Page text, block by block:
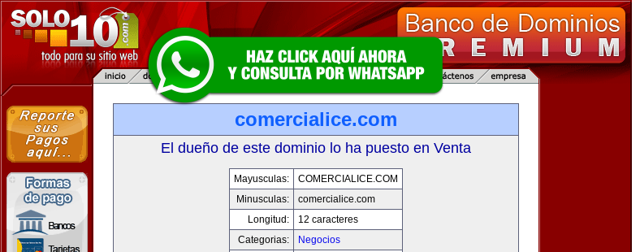
comercialice.com
El dueño de este dominio lo ha puesto en Venta
Mayusculas:
COMERCIALICE.COM
Minusculas:
comercialice.com
Longitud:
12 caracteres
Categorias:
Negocios